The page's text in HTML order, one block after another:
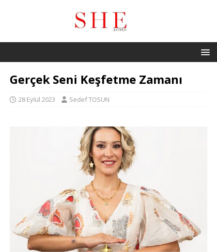
Gerçek Seni Keşfetme Zamanı
28 Eylül 2023 Sedef TOSUN